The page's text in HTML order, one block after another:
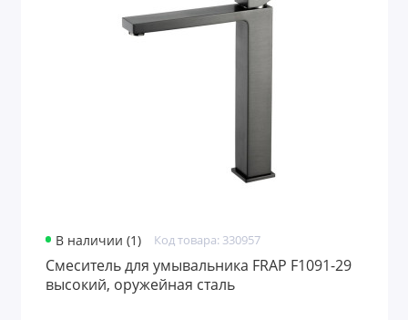
Аксессуары для ванной комнаты и туалета
В наличии (1) Код товара: 330957
Смеситель для умывальника FRAP F1091-29
высокий, оружейная сталь